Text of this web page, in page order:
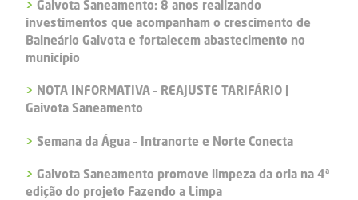
> Gaivota Saneamento: 8 anos realizando
investimentos que acompanham o crescimento de
Balneário Gaivota e fortalecem abastecimento no
município
> NOTA INFORMATIVA – REAJUSTE TARIFÁRIO |
Gaivota Saneamento
> Semana da Água – Intranorte e Norte Conecta
> Gaivota Saneamento promove limpeza da orla na 4ª
edição do projeto Fazendo a Limpa